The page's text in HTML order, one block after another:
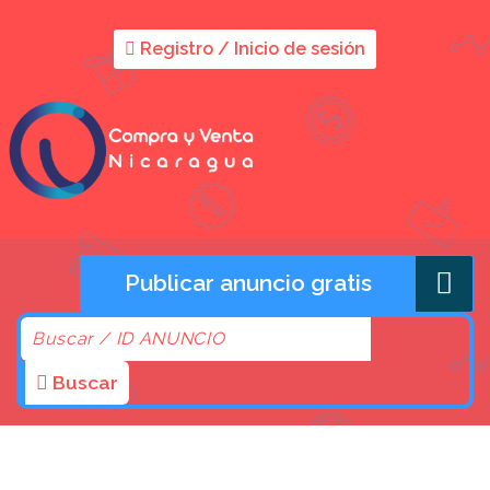
Registro / Inicio de sesión
Publicar anuncio gratis
Buscar